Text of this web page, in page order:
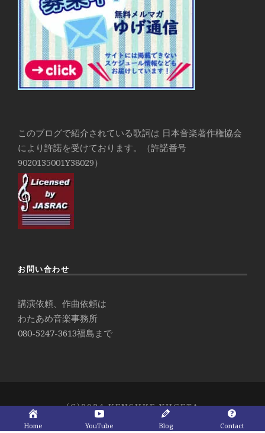
このブログで紹介されている歌詞は 日本音楽著作権協会
により許諾を受けております。（許諾番号
9020135001Y38029）
お問い合わせ
講演依頼、作曲依頼は
わたあめ音楽事務所
080-5247-3613福島まで
(C)2024 KENSUKE YUGETA
Home YouTube Blog Contact